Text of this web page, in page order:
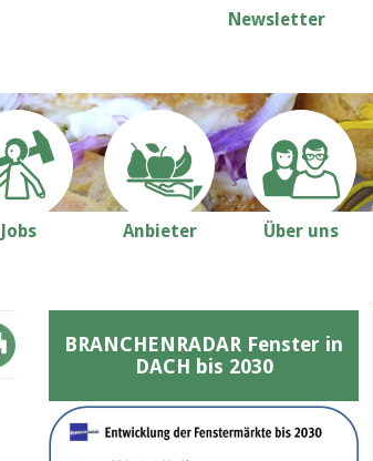
Newsletter
Jobs Anbieter Über uns
BRANCHENRADAR Fenster in
DACH bis 2030